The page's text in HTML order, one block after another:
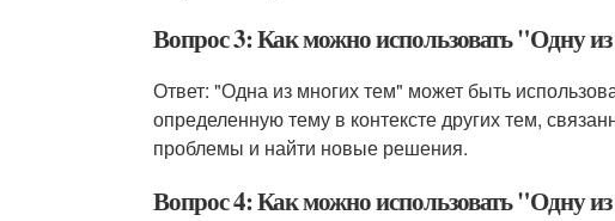
Вопрос 3: Как можно использовать "Одну
Ответ: "Одна из многих тем" может быть
определенную тему в контексте других тем,
проблемы и найти новые решения.
Вопрос 4: Как можно использовать "Одну